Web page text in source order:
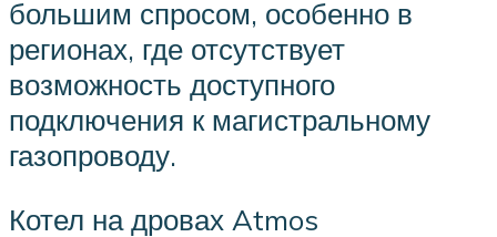
большим спросом, особенно в
регионах, где отсутствует
возможность доступного
подключения к магистральному
газопроводу.
Котел на дровах Atmos